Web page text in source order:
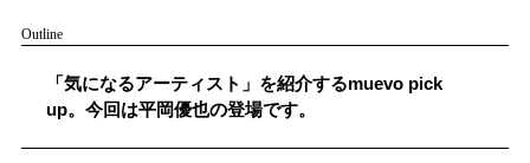
人気ワード
#男性SSW #ポップス #女性SSW
MENU
記事一覧
Outline
「気になるアーティスト」を紹介するmuevo pick
up。今回は平岡優也の登場です。